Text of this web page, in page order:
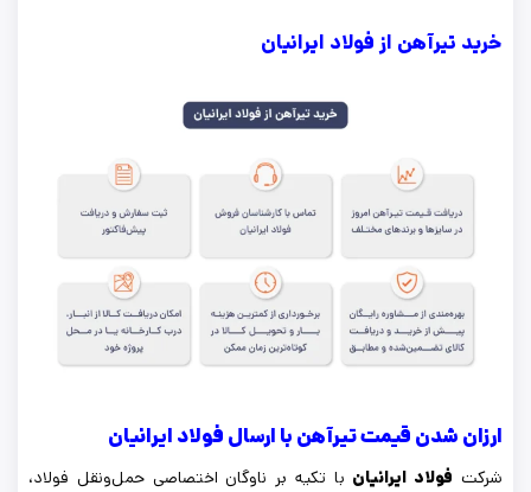
خرید تیرآهن از فولاد ایرانیان
ارزان شدن قیمت تیرآهن با ارسال فولاد ایرانیان
شرکت فولاد ایرانیان با تکیه بر ناوگان اختصاصی حمل‌ونقل فولاد،